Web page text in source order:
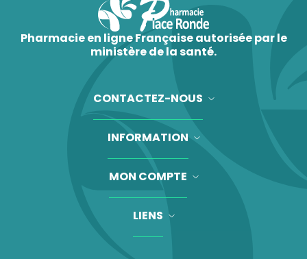
Pharmacie en ligne Française autorisée par le
ministère de la santé.
CONTACTEZ-NOUS
INFORMATION
MON COMPTE
LIENS